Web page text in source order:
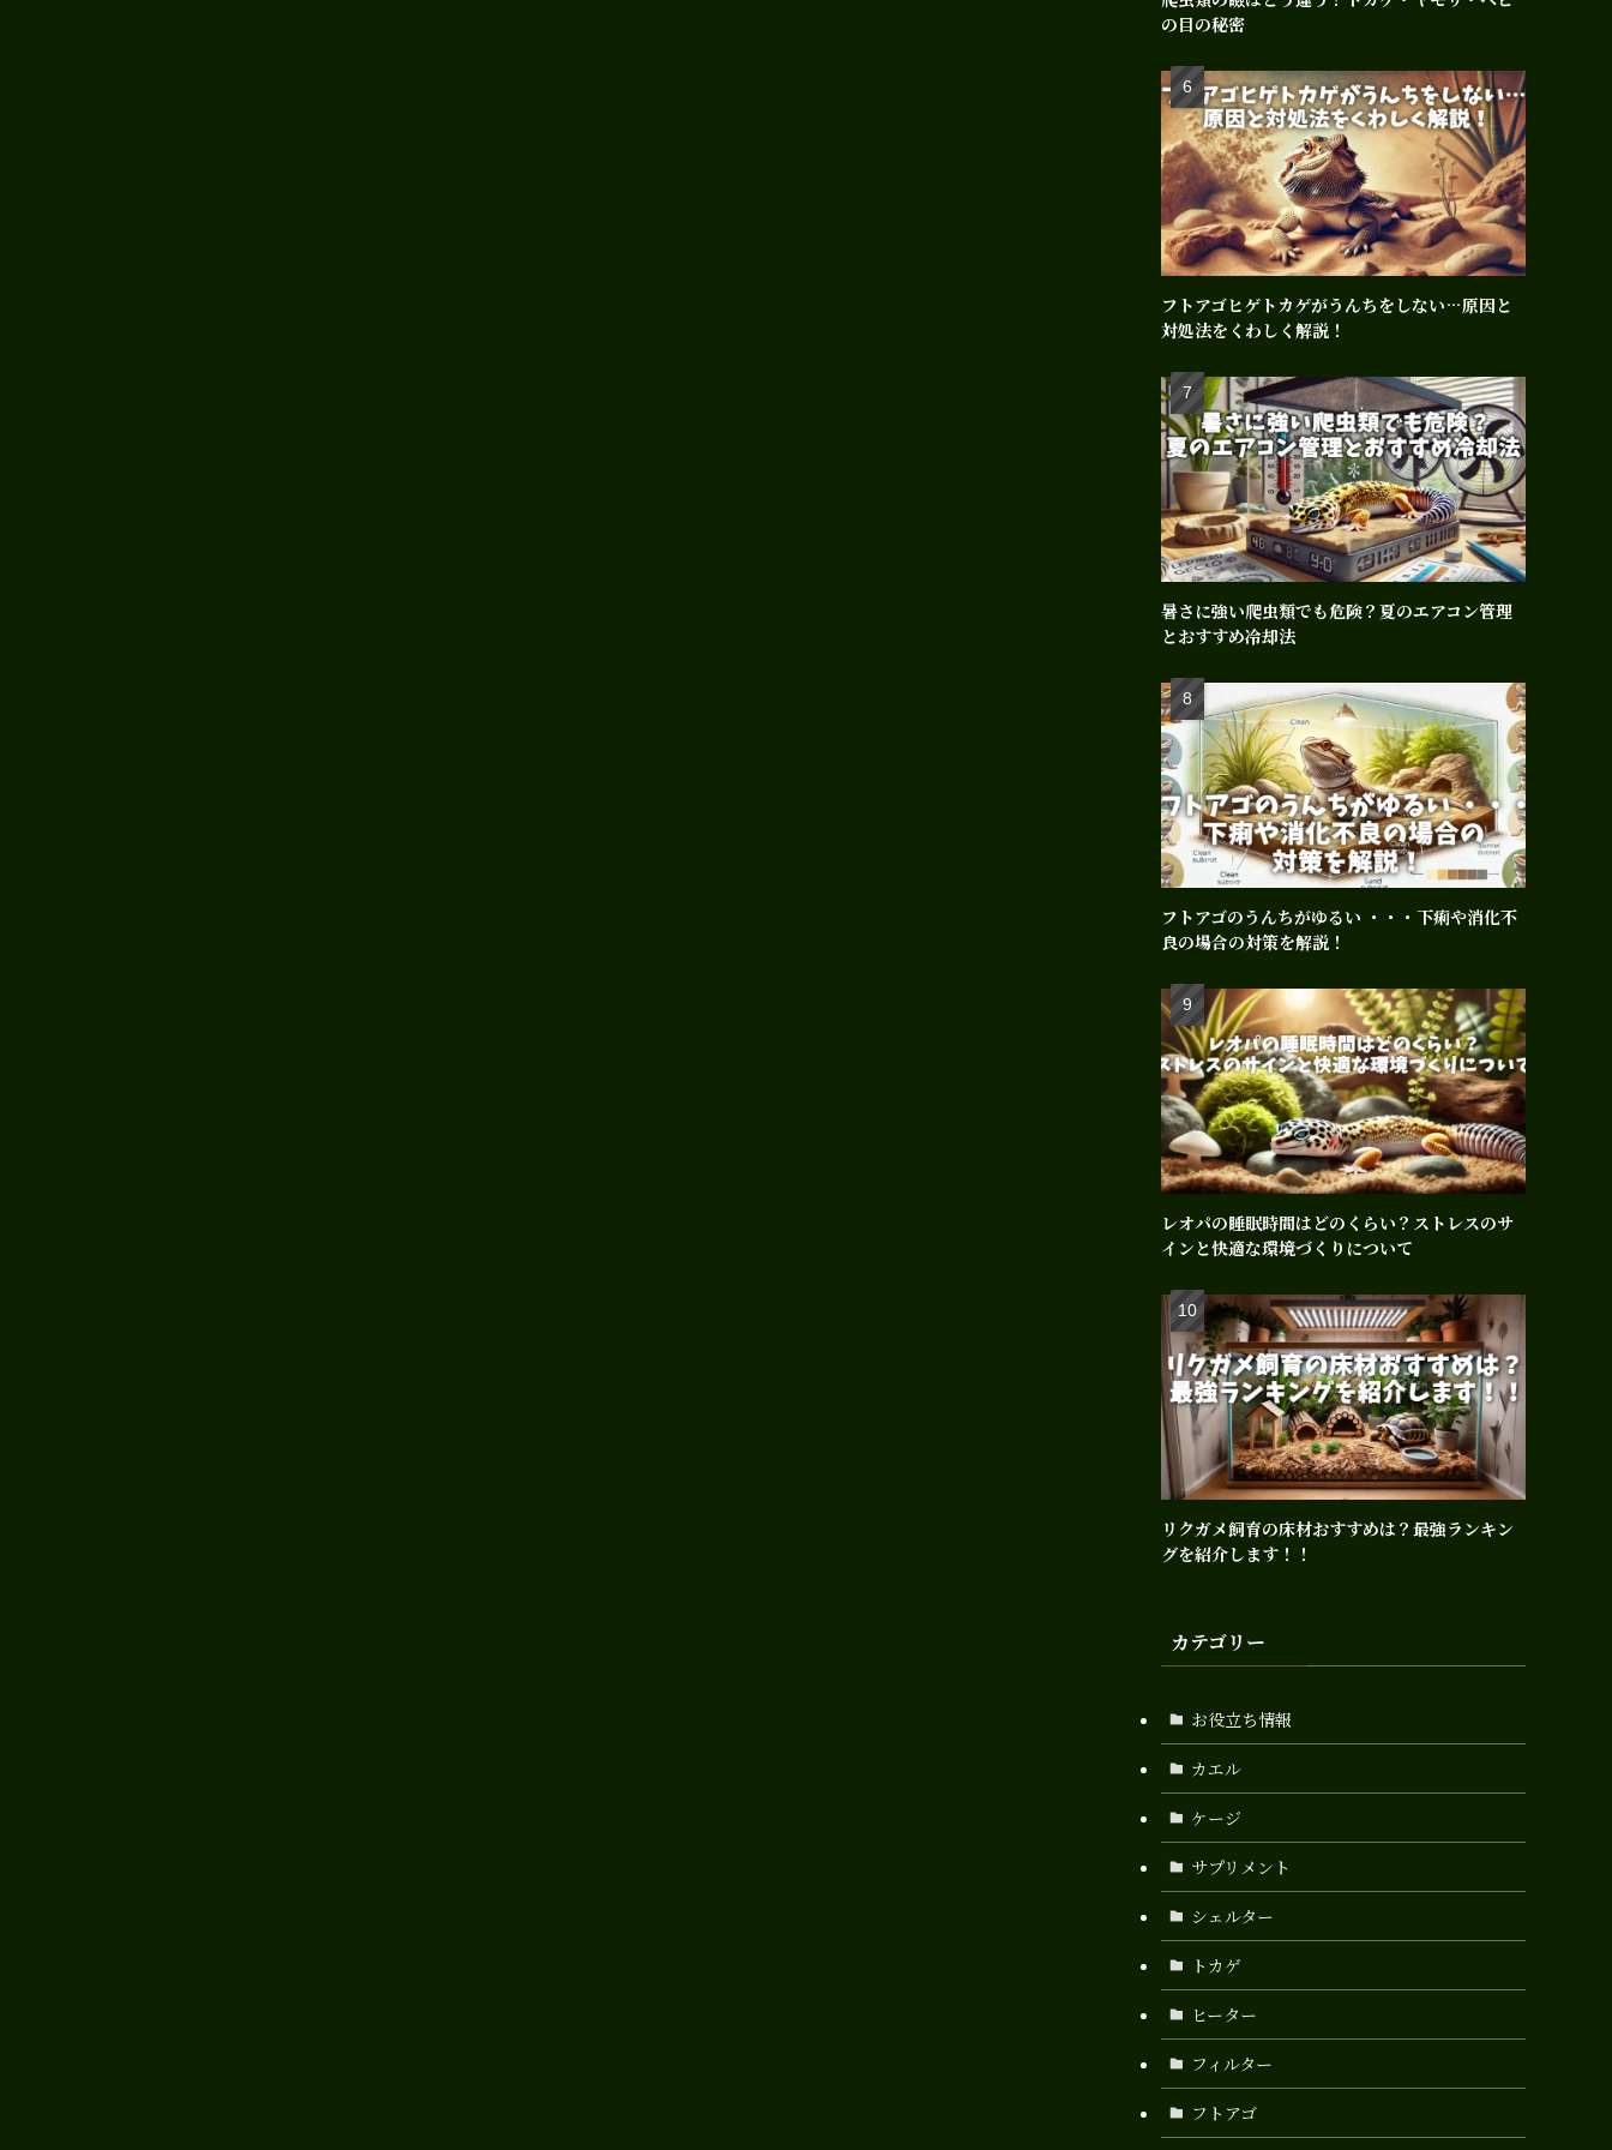
の目の秘密
フトアゴヒゲトカゲがうんちをしない…原因と
対処法をくわしく解説！
暑さに強い爬虫類でも危険？夏のエアコン管理
とおすすめ冷却法
フトアゴのうんちがゆるい ・・・下痢や消化不
良の場合の対策を解説！
レオパの睡眠時間はどのくらい？ストレスのサ
インと快適な環境づくりについて
リクガメ飼育の床材おすすめは？最強ランキン
グを紹介します！！
カテゴリー
お役立ち情報
カエル
ケージ
サプリメント
シェルター
トカゲ
ヒーター
フィルター
フトアゴ